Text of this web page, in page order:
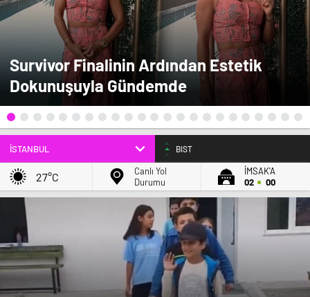
Survivor Finalinin Ardından Estetik
Dokunuşuyla Gündemde
BIST
27°C
Canlı Yol
Durumu
İMSAK'A
02
00